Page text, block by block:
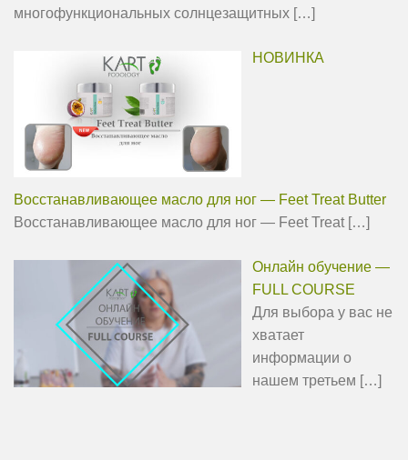
многофункциональных солнцезащитных […]
НОВИНКА
Восстанавливающее масло для ног — Feet Treat Butter
Восстанавливающее масло для ног — Feet Treat […]
Онлайн обучение —
FULL COURSE
Для выбора у вас не
хватает
информации о
нашем третьем […]